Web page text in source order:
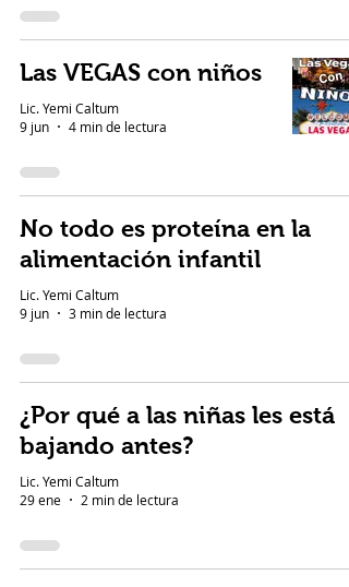
Las VEGAS con niños
Lic. Yemi Caltum
9 jun
4 min de lectura
No todo es proteína en la
alimentación infantil
Lic. Yemi Caltum
9 jun
3 min de lectura
¿Por qué a las niñas les está
bajando antes?
Lic. Yemi Caltum
29 ene
2 min de lectura